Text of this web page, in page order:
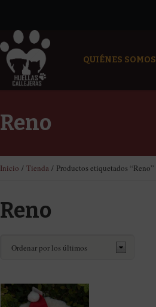
QUIÉNES SOMOS
Reno
Inicio / Tienda / Productos etiquetados “Reno”
Reno